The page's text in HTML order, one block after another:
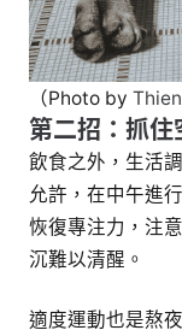
（Photo by
第二招：抓
飲食之外，生活
允許，在中午進
恢復專注力，注
沉難以清醒。
適度運動也是熬